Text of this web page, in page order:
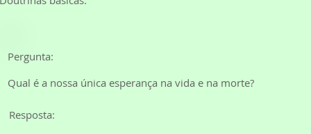
Pergunta:
Qual é a nossa única esperança na vida e na morte?
Resposta: